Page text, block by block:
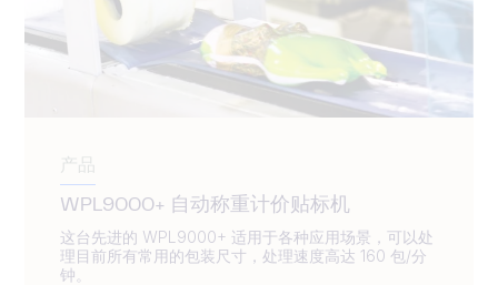
产品
WPL9000+ 自动称重计价贴标机
这台先进的 WPL9000+ 适用于各种应用场景，可以处
理目前所有常用的包装尺寸，处理速度高达 160 包/分
钟。